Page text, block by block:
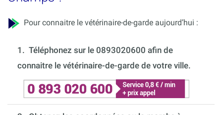
Pour connaitre le vétérinaire-de-garde aujourd’hui :
1. Téléphonez sur le 0893020600 afin de
connaitre le vétérinaire-de-garde de votre ville.